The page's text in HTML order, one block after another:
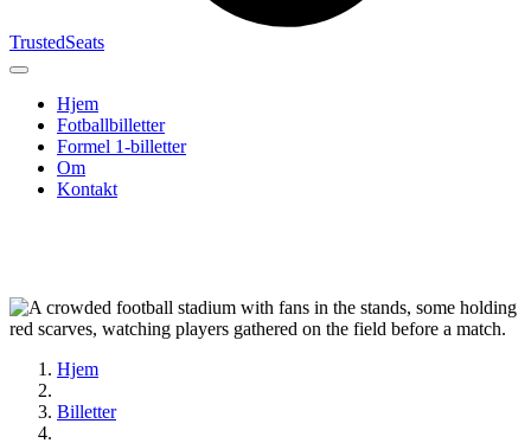
TrustedSeats
Hjem
Fotballbilletter
Formel 1-billetter
Om
Kontakt
Hjem
Billetter